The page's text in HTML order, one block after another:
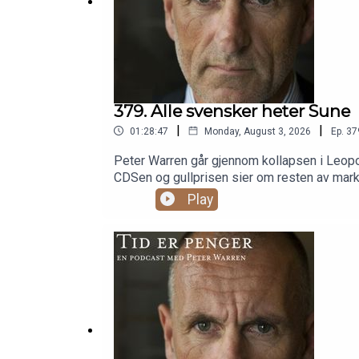
379. Alle svensker heter Sune
01:28:47 | Monday, August 3, 2026 | Ep.
Peter Warren går gjennom kollapsen i
CDSen og gullprisen sier om resten av
prosent(05:23) Citadel kjøper hele
Prime brokerage, giring og reguleringen
prosent fra toppen(1:07:45) Norske
Play